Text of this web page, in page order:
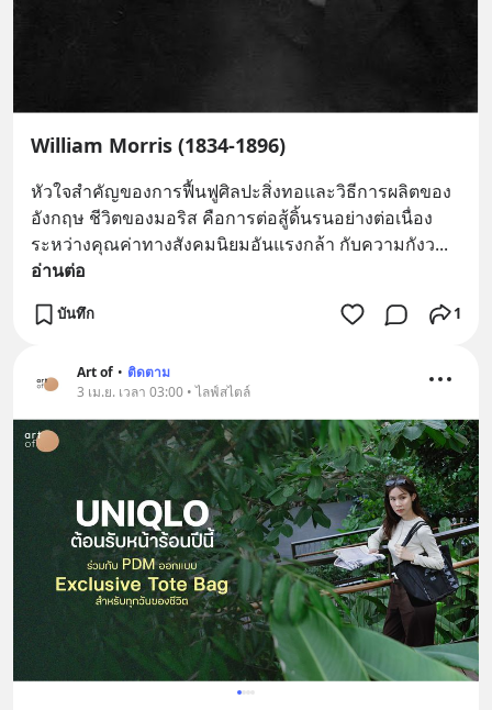
William Morris (1834-1896)
หัวใจสำคัญของการฟื้นฟูศิลปะสิ่งทอและวิธีการผลิตของ
อังกฤษ ชีวิตของมอริส คือการต่อสู้ดิ้นรนอย่างต่อเนื่อง
ระหว่างคุณค่าทางสังคมนิยมอันแรงกล้า กับความกังว
อ่านต่อ
บันทึก 1
Art of • ติดตาม
3 เม.ย. เวลา 03:00 • ไลฟ์สไตล์